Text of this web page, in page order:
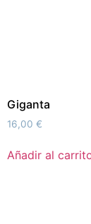
Giganta
16,00 €
Añadir al